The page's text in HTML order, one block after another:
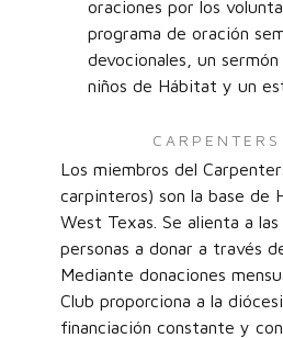
oraciones por los
programa de oración
devocionales, un
niños de Hábitat y un
Los miembros del
carpinteros) son la base de
West Texas. Se alienta a
personas a donar a través
Mediante donaciones
Club proporciona a la
financiación constante y